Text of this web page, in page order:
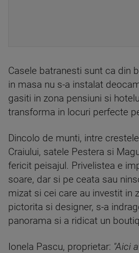
Casele batranesti sunt ca din
in masa nu s-a instalat
gasiti in zona pensiuni si
transforma in locuri perfecte
Dincolo de munti, intre
Craiului, satele Pestera si
fericit peisajul. Privelistea e
soare, dar si pe ceata sau
mizat si cei care au investit in
pictorita si designer, s-a
panorama si a ridicat un
Ionela Pascu, proprietar: "Aici